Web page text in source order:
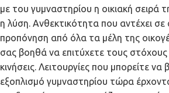
με του γυμναστηρίου η οικιακή σειρά
η λύση. Ανθεκτικότητα που αντέχει
προπόνηση από όλα τα μέλη της
σας βοηθά να επιτύχετε τους
κινήσεις. Λειτουργίες που μπορείτε να
εξοπλισμό γυμναστηρίου τώρα